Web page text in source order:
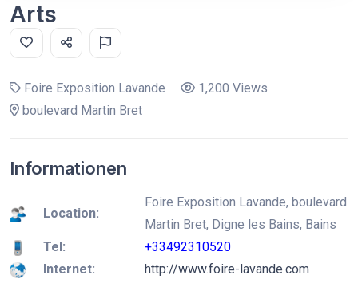
Arts
Foire Exposition Lavande
1,200 Views
boulevard Martin Bret
Informationen
Location:
Foire Exposition Lavande, boulevard
Martin Bret, Digne les Bains, Bains
Tel:
+33492310520
Internet:
http://www.foire-lavande.com